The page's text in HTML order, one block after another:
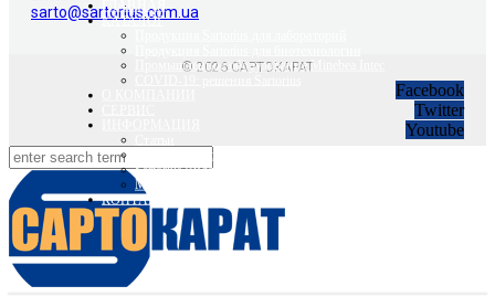
sarto@sartorius.com.ua
© 2026 САРТОКАРАТ
Facebook
Twitter
Youtube
ГЛАВНАЯ
КАТАЛОГ
Промышленное оборудование Minebea Intec
Вебинары Sartorius и Minebea Intec
Sartorius Видео
Minebea Intec Видео
КОНТАКТЫ